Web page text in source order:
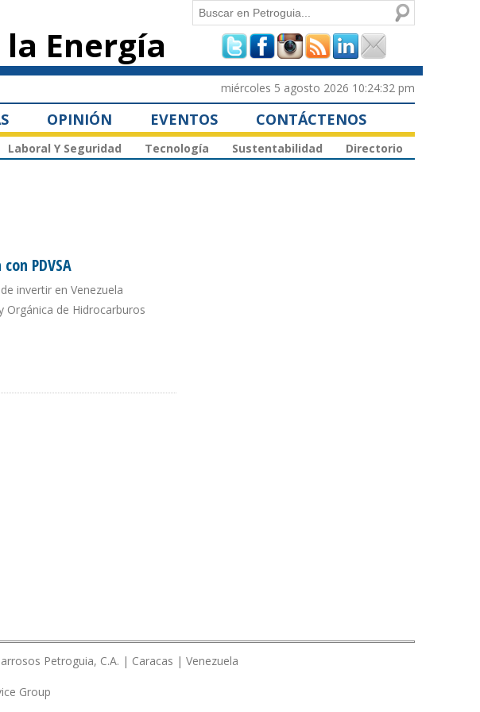
Energía
Formulario de
búsqueda
Buscar
miércoles 5 agosto 2026 10:24:32 pm
OPINIÓN EVENTOS CONTÁCTENOS
Laboral Y Seguridad Tecnología Sustentabilidad Directorio
PDVSA
invertir en Venezuela
de Hidrocarburos
Petroguia, C.A. | Caracas | Venezuela
Group